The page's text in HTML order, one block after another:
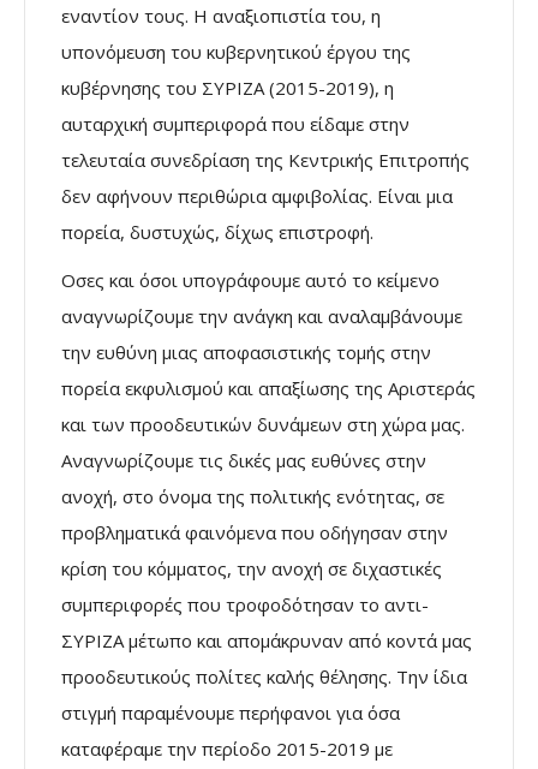
εναντίον τους. Η αναξιοπιστία του, η
υπονόμευση του κυβερνητικού έργου της
κυβέρνησης του ΣΥΡΙΖΑ (2015-2019), η
αυταρχική συμπεριφορά που είδαμε στην
τελευταία συνεδρίαση της Κεντρικής Επιτροπής
δεν αφήνουν περιθώρια αμφιβολίας. Είναι μια
πορεία, δυστυχώς, δίχως επιστροφή.
Οσες και όσοι υπογράφουμε αυτό το κείμενο
αναγνωρίζουμε την ανάγκη και αναλαμβάνουμε
την ευθύνη μιας αποφασιστικής τομής στην
πορεία εκφυλισμού και απαξίωσης της Αριστεράς
και των προοδευτικών δυνάμεων στη χώρα μας.
Αναγνωρίζουμε τις δικές μας ευθύνες στην
ανοχή, στο όνομα της πολιτικής ενότητας, σε
προβληματικά φαινόμενα που οδήγησαν στην
κρίση του κόμματος, την ανοχή σε διχαστικές
συμπεριφορές που τροφοδότησαν το αντι-
ΣΥΡΙΖΑ μέτωπο και απομάκρυναν από κοντά μας
προοδευτικούς πολίτες καλής θέλησης. Την ίδια
στιγμή παραμένουμε περήφανοι για όσα
καταφέραμε την περίοδο 2015-2019 με